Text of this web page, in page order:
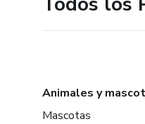
Animales y
Mascotas